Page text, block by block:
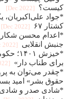
کیست؟
[2022 Dec]
*جواد علی‌اکبریان،
کشتار ۶۷
[2022 Dec]
*اعدام محسن
جنبش انقلابی
[2022 Dec]
*خیزش
برای طناب دار»
[2022 Dec]
*چقدر می‌توان به
حقوق بشر» امید
*شادی صدر و شادی